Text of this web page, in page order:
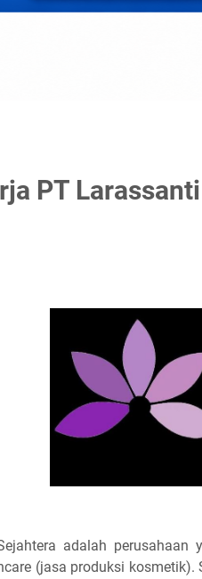
PT
adalah perusahaan
(jasa produksi kosmetik).